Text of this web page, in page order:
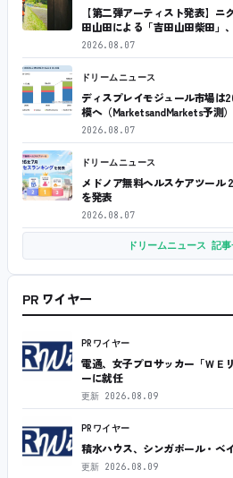
【第二弾アーティスト発表】ニ
田山田による「吉田山田柴田」
2026.08.07
ドリームニュース
ディスプレイモジュール市場は
模へ（MarketsandMarkets予測）
2026.08.07
ドリームニュース
メドノア無料ヘルスケアツール
を発表
2026.08.07
ドリームニュース 記
PR ワイヤー
PRワイヤー
電通、女子プロサッカー「ＷＥ
ーに就任
更新 2026.08.09
PRワイヤー
積水ハウス、シンガポール・ベ
更新 2026.08.09